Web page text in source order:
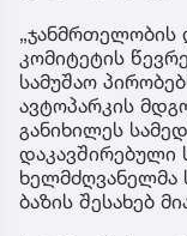
„ჯანმრთელობის
კომიტეტის
სამუშაო
ავტოპარკის
განიხილეს
დაკავშირებული
ხელმძღვანელმა
ბაზის შესახებ